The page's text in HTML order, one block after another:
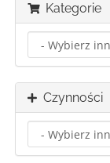
Kategorie
Czynności